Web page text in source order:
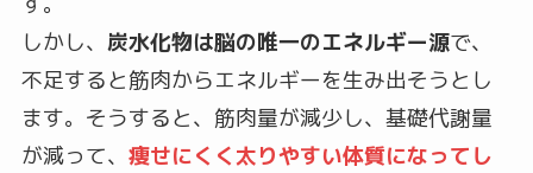
しかし、 炭水化物は脳の唯一のエネルギー源で、
不足すると筋肉からエネルギーを生み出そうとし
ます。そうすると、筋肉量が減少し、基礎代謝量
が減って、 痩せにくく太りやすい体質になってし